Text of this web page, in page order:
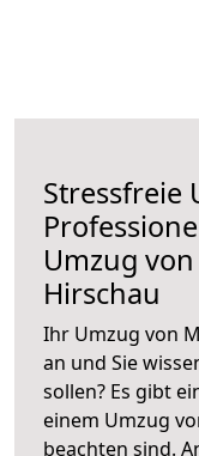
Stressfreie
Umzug
Hirschau
Ihr Umzug von
an und Sie
sollen? Es gibt
einem Umzug
beachten sind.